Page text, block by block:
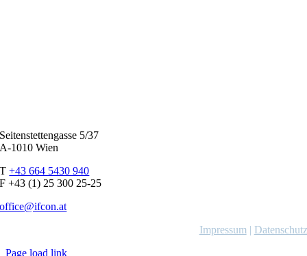
Seitenstettengasse 5/37
A-1010 Wien
T+43 664 5430 940
F +43 (1) 25 300 25-25
office@ifcon.at
Impressum | Datenschutz
Page load link